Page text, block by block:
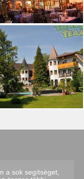
a sok segítséget,